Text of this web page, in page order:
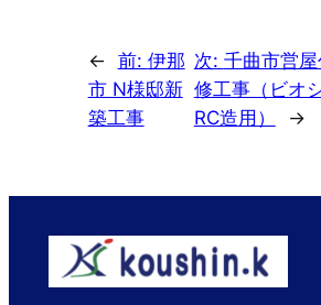
← 前: 伊那
市 N様邸新
築工事
次: 千曲市営
修工事（ビオ
RC造用）
→